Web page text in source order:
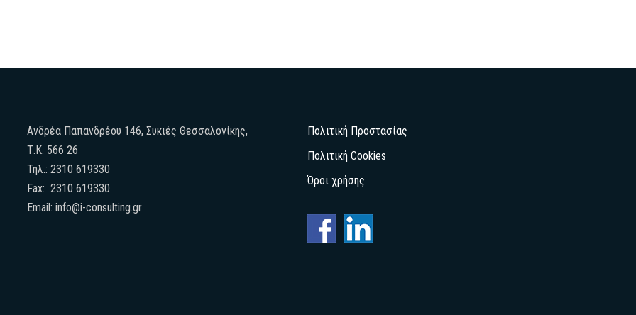
Ανδρέα Παπανδρέου 146, Συκιές Θεσσαλονίκης,
Τ.Κ. 566 26
Τηλ.: 2310 619330
Fax: 2310 619330
Email: info@i-consulting.gr
Πολιτική Προστασίας
Πολιτική Cookies
Όροι χρήσης